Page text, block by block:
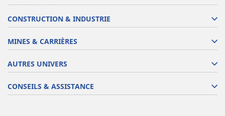
CONSTRUCTION & INDUSTRIE
MINES & CARRIÈRES
AUTRES UNIVERS
CONSEILS & ASSISTANCE